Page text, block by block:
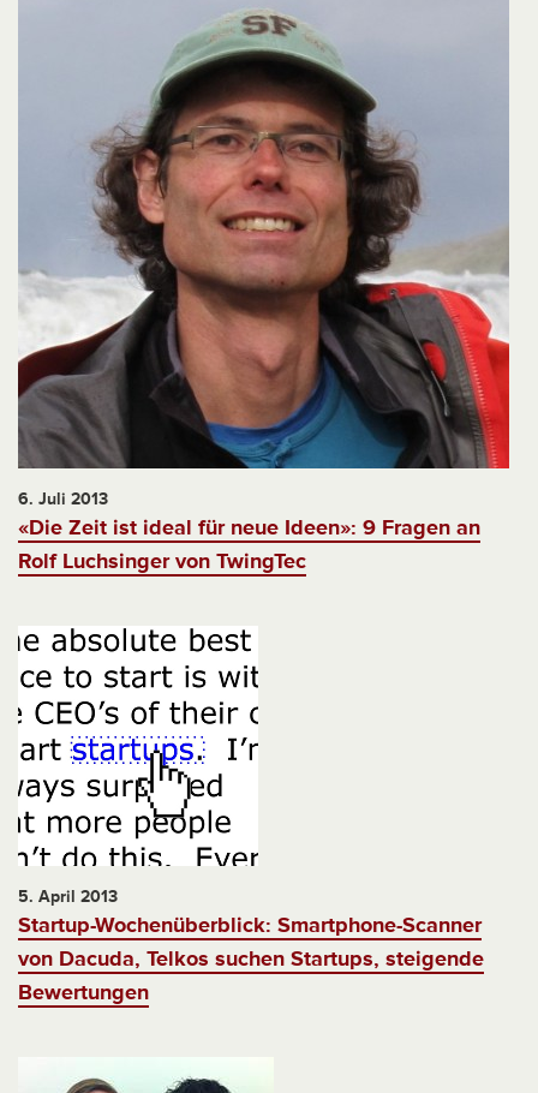
6. Juli 2013
«Die Zeit ist ideal für neue Ideen»: 9 Fragen an
Rolf Luchsinger von TwingTec
5. April 2013
Startup-Wochenüberblick: Smartphone-Scanner
von Dacuda, Telkos suchen Startups, steigende
Bewertungen